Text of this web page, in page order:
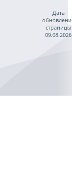
Дата
страницы
09.08.2026